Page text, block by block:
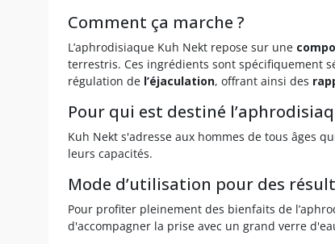
Comment ça marche ?
L’aphrodisiaque Kuh Nekt repose sur une
terrestris. Ces ingrédients sont spécifiquement
régulation de l’éjaculation, offrant ainsi des
Pour qui est destiné
Kuh Nekt s'adresse aux hommes de tous âges
leurs capacités.
Mode d’utilisation pour des
Pour profiter pleinement des bienfaits de
d'accompagner la prise avec un grand verre